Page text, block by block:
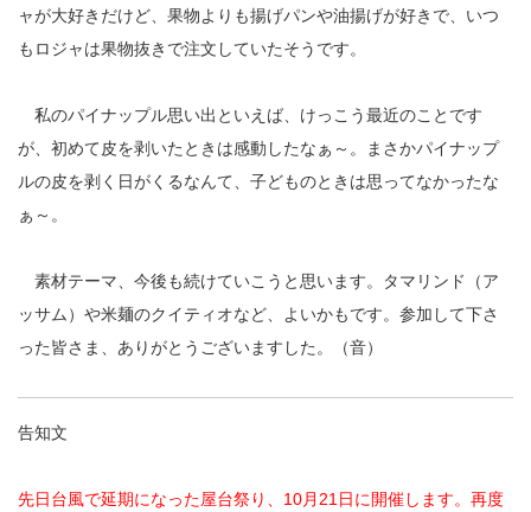
ャが大好きだけど、果物よりも揚げパンや油揚げが好きで、いつ
もロジャは果物抜きで注文していたそうです。
私のパイナップル思い出といえば、けっこう最近のことです
が、初めて皮を剥いたときは感動したなぁ～。まさかパイナップ
ルの皮を剥く日がくるなんて、子どものときは思ってなかったな
ぁ～。
素材テーマ、今後も続けていこうと思います。タマリンド（ア
ッサム）や米麺のクイティオなど、よいかもです。参加して下さ
った皆さま、ありがとうございますした。（音）
告知文
先日台風で延期になった屋台祭り、10月21日に開催します。再度